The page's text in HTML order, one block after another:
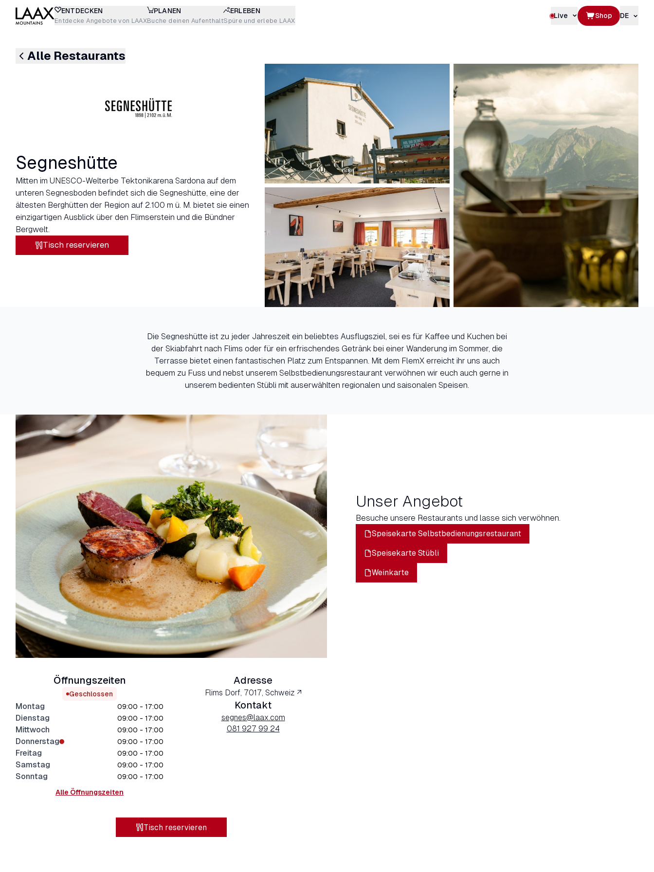
ENTDECKEN
Entdecke Angebote von LAAX
PLANEN
Buche deinen Aufenthalt
ERLEBEN
Spüre und erlebe LAAX
Live Shop DE
Alle Restaurants
Segneshütte
Mitten im UNESCO-Welterbe Tektonikarena Sardona auf dem
unteren Segnesboden befindet sich die Segneshütte, eine der
ältesten Berghütten der Region auf 2.100 m ü. M. bietet sie einen
einzigartigen Ausblick über den Flimserstein und die Bündner
Bergwelt.
Tisch reservieren
Die Segneshütte ist zu jeder Jahreszeit ein beliebtes Ausflugsziel, sei es für Kaffee und Kuchen bei
der Skiabfahrt nach Flims oder für ein erfrischendes Getränk bei einer Wanderung im Sommer, die
Terrasse bietet einen fantastischen Platz zum Entspannen. Mit dem FlemX erreicht ihr uns auch
bequem zu Fuss und nebst unserem Selbstbedienungsrestaurant verwöhnen wir euch auch gerne in
unserem bedienten Stübli mit auserwählten regionalen und saisonalen Speisen.
Unser Angebot
Besuche unsere Restaurants und lasse sich verwöhnen.
Speisekarte Selbstbedienungsrestaurant
Speisekarte Stübli
Weinkarte
Öffnungszeiten
Geschlossen
Montag 09:00 - 17:00
Dienstag 09:00 - 17:00
Mittwoch 09:00 - 17:00
Donnerstag 09:00 - 17:00
Freitag 09:00 - 17:00
Samstag 09:00 - 17:00
Sonntag
09:00 - 17:00
Alle Öffnungszeiten
Adresse
Flims Dorf, 7017, Schweiz ↗
Kontakt
segnes@laax.com
081 927 99 24
Tisch reservieren